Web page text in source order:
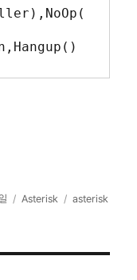
카
Asterisk
태
asterisk